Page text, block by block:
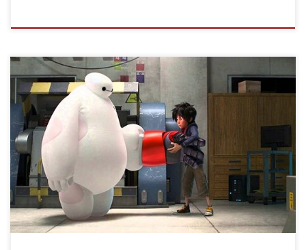
Una ciudad inventada. Un universo que hermana a los superhéroes
con los sueños tecnológicos de la robótica. En esa especie de
metrópolis tiene cabida un atractivo relato partido en dos,
comenzado por un invento de un robot asistente médico,
culminando finalmente con la creación de un escuadrón
preparado para mil […]